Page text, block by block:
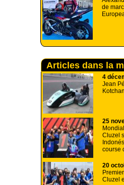
de
Articles dans la
4
Jean
25
Cluzel
course
20
Cluzel